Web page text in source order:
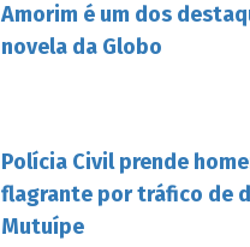
Amorim é um dos
novela da Globo
Polícia Civil prende
flagrante por tráfico de
Mutuípe